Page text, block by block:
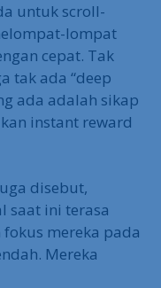
untuk scroll-
lompat
cepat. Tak
tak ada “deep
ada adalah sikap
instant reward
disebut,
saat ini terasa
mereka pada
Mereka